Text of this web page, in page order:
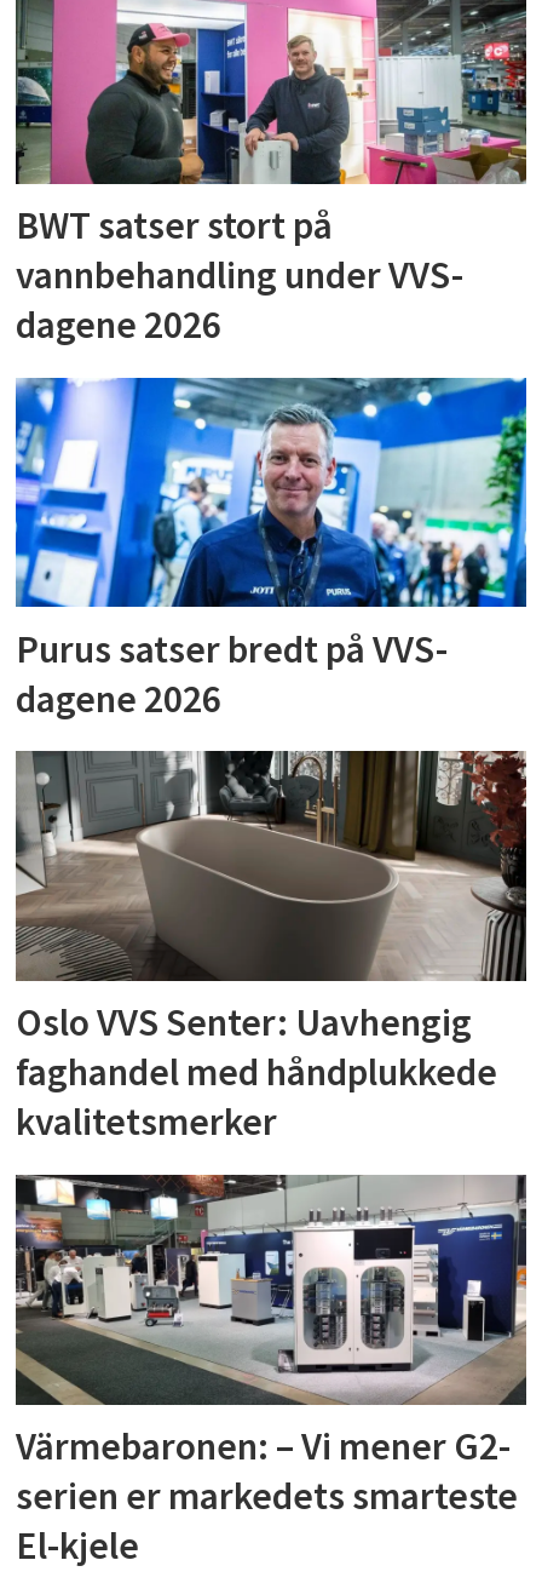
BWT satser stort på
vannbehandling under VVS-
dagene 2026
Purus satser bredt på VVS-
dagene 2026
Oslo VVS Senter: Uavhengig
faghandel med håndplukkede
kvalitetsmerker
Värmebaronen: – Vi mener G2-
serien er markedets smarteste
El-kjele